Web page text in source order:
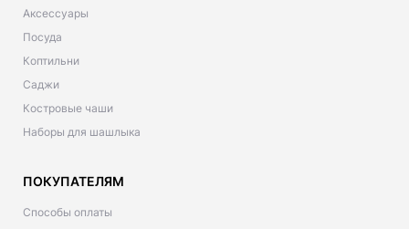
Аксессуары
Посуда
Коптильни
Саджи
Костровые чаши
Наборы для шашлыка
ПОКУПАТЕЛЯМ
Способы оплаты